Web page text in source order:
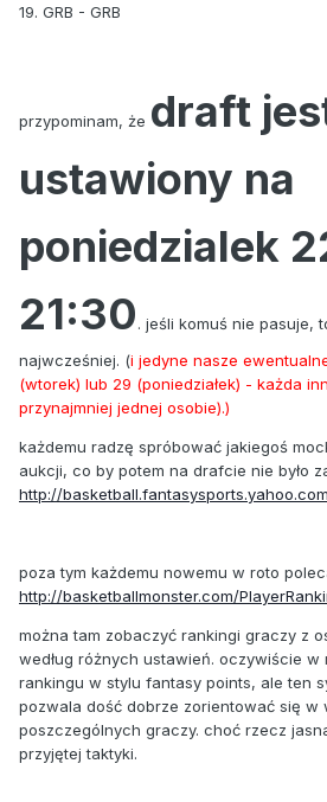
19. GRB - GRB
przypominam, że draft
ustawiony na
poniedzialek
21:30. jeśli komuś nie pasuje,
najwcześniej. (i jedyne nasze
(wtorek) lub 29 (poniedziałek) - każda
przynajmniej jednej osobie).)
każdemu radzę spróbować jakiegoś
aukcji, co by potem na drafcie nie było
http://
poza tym każdemu nowemu w roto
http://basketballmonster.com/
można tam zobaczyć rankingi graczy z
według różnych ustawień. oczywiście
rankingu w stylu fantasy points, ale ten
pozwala dość dobrze zorientować się w
poszczególnych graczy. choć rzecz
przyjętej taktyki.